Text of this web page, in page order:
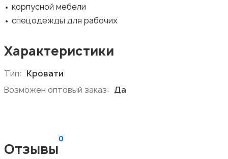
• корпусной мебели
• спецодежды для рабочих
Характеристики
Тип: Кровати
Возможен оптовый заказ: Да
Отзывы
0